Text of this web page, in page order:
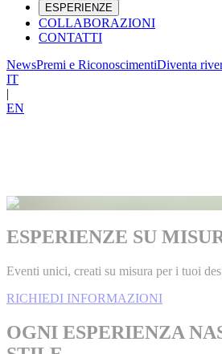
ESPERIENZE
COLLABORAZIONI
CONTATTI
NewsPremi e RiconoscimentiDiventa
IT
|
EN
ESPERIENZE SU
Eventi unici, creati su misura per i tuoi
RICHIEDI INFORMAZIONI
OGNI ESPERIENZA